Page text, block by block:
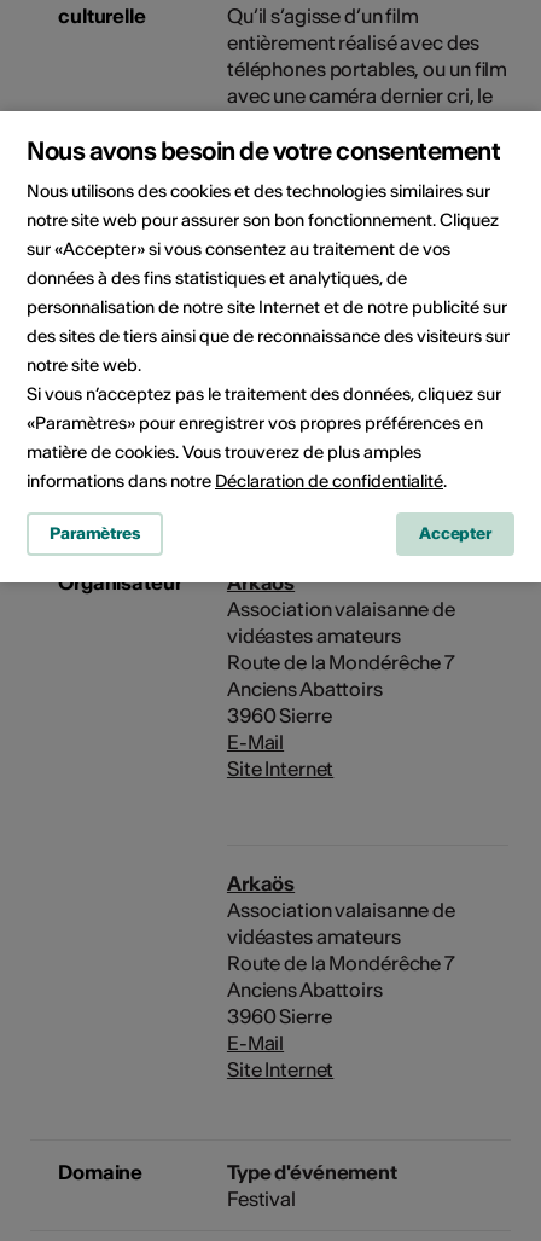
culturelle
Qu’il s’agisse d’un film
entièrement réalisé avec des
téléphones portables, ou un film
avec une caméra dernier cri, le
l’aventure, de pratiquer,
brider lorsqu’une difficulté
survient. Le Kino en Valais, mais
où ? Le lieu situé en Valais sera
tenu secret jusqu’au mercredi
soir. Un lieu de rendez-vous
intermédiaire sera donné à
mercredi matin à 8h, ensuite
tout le monde sera dirigé vers le
lieu de vie.
13.05.2026, 19:00 -
Organisateur
Arkaös
Association valaisanne de
vidéastes amateurs
Route de la Mondérêche 7
Anciens Abattoirs
3960 Sierre
E-Mail
Site Internet
Arkaös
Association valaisanne de
vidéastes amateurs
Route de la Mondérêche 7
Anciens Abattoirs
3960 Sierre
E-Mail
Site Internet
Domaine
Type d'événement
Festival
Nous avons besoin de votre consentement
Nous utilisons des cookies et des technologies similaires sur
notre site web pour assurer son bon fonctionnement. Cliquez
sur «Accepter» si vous consentez au traitement de vos
données à des fins statistiques et analytiques, de
personnalisation de notre site Internet et de notre publicité sur
des sites de tiers ainsi que de reconnaissance des visiteurs sur
notre site web.
Si vous n’acceptez pas le traitement des données, cliquez sur
«Paramètres» pour enregistrer vos propres préférences en
matière de cookies. Vous trouverez de plus amples
informations dans notre Déclaration de confidentialité.
Paramètres Accepter